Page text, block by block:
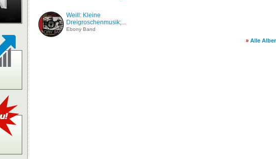
Weill: Kleine
Dreigroschenmusik;...
Ebony Band
» Alle